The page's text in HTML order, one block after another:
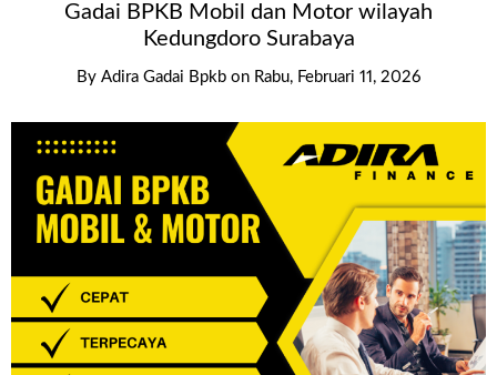
Gadai BPKB Mobil dan Motor wilayah
Kedungdoro Surabaya
By Adira Gadai Bpkb on Rabu, Februari 11, 2026